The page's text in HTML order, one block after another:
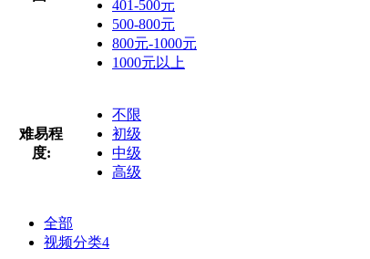
401-500元
500-800元
800元-1000元
1000元以上
难易程
度:
不限
初级
中级
高级
全部
视频分类4